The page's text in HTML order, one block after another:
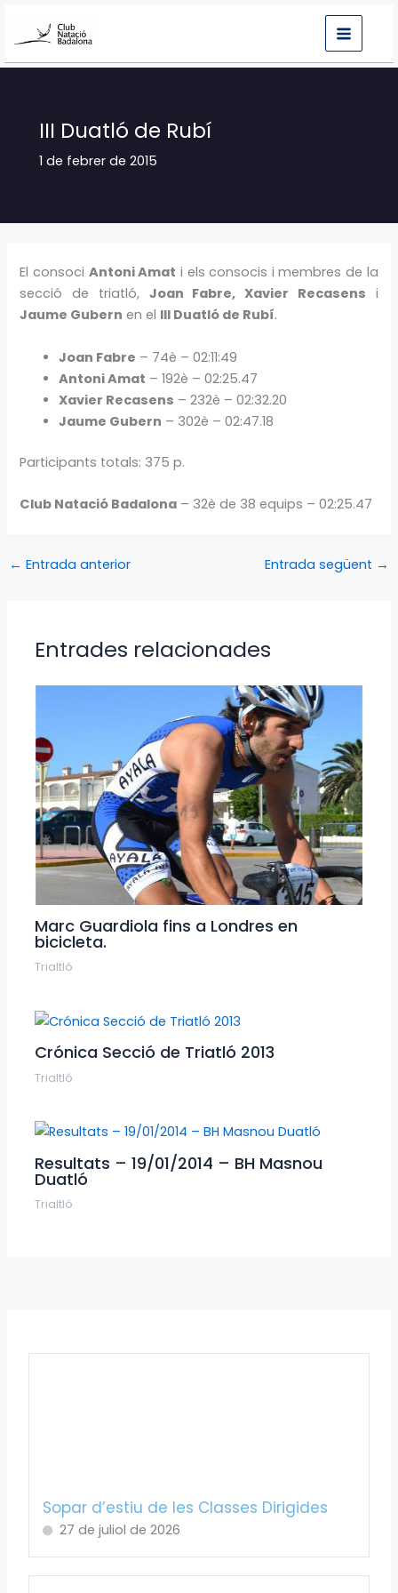
III Duatló de Rubí
1 de febrer de 2015
El consoci Antoni Amat i els consocis i membres de la
secció de triatló, Joan Fabre, Xavier Recasens i
Jaume Gubern en el III Duatló de Rubí.
Joan Fabre – 74è – 02:11:49
Antoni Amat – 192è – 02:25.47
Xavier Recasens – 232è – 02:32.20
Jaume Gubern – 302è – 02:47.18
Participants totals: 375 p.
Club Natació Badalona – 32è de 38 equips – 02:25.47
← Entrada anterior Entrada següent →
Entrades relacionades
Marc Guardiola fins a Londres en
bicicleta.
Trialtló
Crónica Secció de Triatló 2013
Trialtló
Resultats – 19/01/2014 – BH Masnou
Duatló
Trialtló
Sopar d’estiu de les Classes Dirigides
27 de juliol de 2026